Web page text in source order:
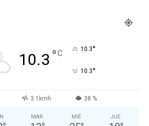
10.3 °C 10.3°
10.3°
3.1kmh 38 %
MAR MIÉ JUE